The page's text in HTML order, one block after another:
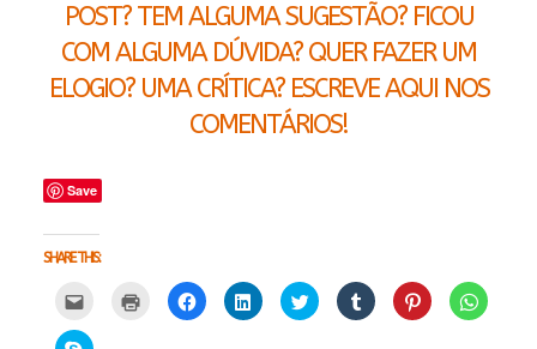
POST? TEM ALGUMA SUGESTÃO? FICOU
COM ALGUMA DÚVIDA? QUER FAZER UM
ELOGIO? UMA CRÍTICA? ESCREVE AQUI NOS
COMENTÁRIOS!
Save
SHARE THIS:
Carregue
partilhar
Carregue
aqui
Clique
para
partilhar
Clique
para
partilhar
Carregue
aqui
Clique
para
partilhar
Click
to
share
Click
to